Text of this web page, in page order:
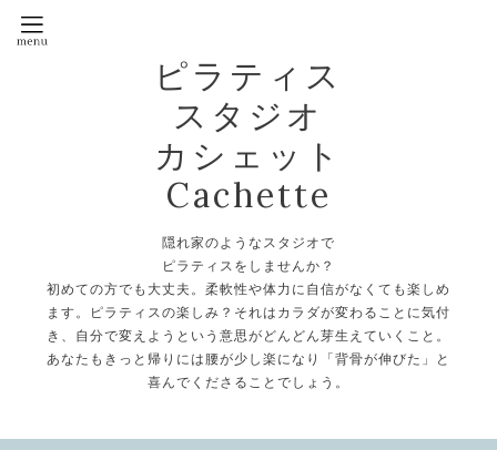
ピラティス
スタジオ
カシェット
Cachette
隠れ家のようなスタジオで
ピラティスをしませんか？
初めての方でも大丈夫。柔軟性や体力に自信がなくても楽しめ
ます。ピラティスの楽しみ？それはカラダが変わることに気付
き、自分で変えようという意思がどんどん芽生えていくこと。
あなたもきっと帰りには腰が少し楽になり「背骨が伸びた」と
喜んでくださることでしょう。